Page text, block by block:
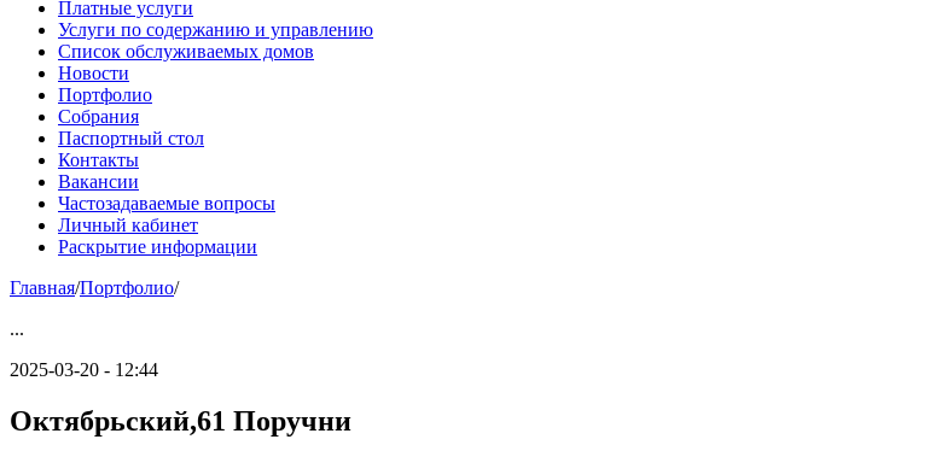
Платные услуги
Услуги по содержанию и управлению
Список обслуживаемых домов
Новости
Портфолио
Собрания
Паспортный стол
Контакты
Вакансии
Частозадаваемые вопросы
Личный кабинет
Раскрытие информации
Главная/Портфолио/
...
2025-03-20 - 12:44
Октябрьский,61 Поручни